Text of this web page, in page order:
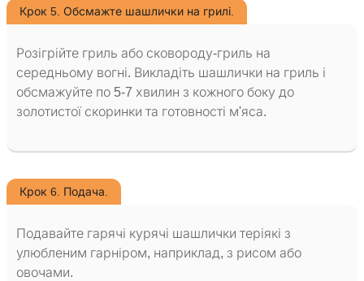
Крок 5. Обсмажте шашлички на грилі.
Розігрійте гриль або сковороду-гриль на
середньому вогні. Викладіть шашлички на гриль і
обсмажуйте по 5-7 хвилин з кожного боку до
золотистої скоринки та готовності м'яса.
Крок 6. Подача.
Подавайте гарячі курячі шашлички теріякі з
улюбленим гарніром, наприклад, з рисом або
овочами.